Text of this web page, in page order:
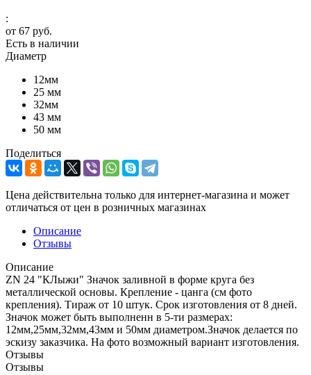
:
от 67 руб.
Есть в наличии
Диаметр
12мм
25 мм
32мм
43 мм
50 мм
Поделиться
Цена действительна только для интернет-магазина и может
отличаться от цен в розничных магазинах
Описание
Отзывы
Описание
ZN 24 "КЛыжи" Значок заливной в форме круга без
металлической основы. Крепление - цанга (см фото
крепления). Тираж от 10 штук. Срок изготовления от 8 дней.
Значок может быть выполненн в 5-ти размерах:
12мм,25мм,32мм,43мм и 50мм диаметром.Значок делается по
эскизу заказчика. На фото возможный вариант изготовления.
Отзывы
Отзывы